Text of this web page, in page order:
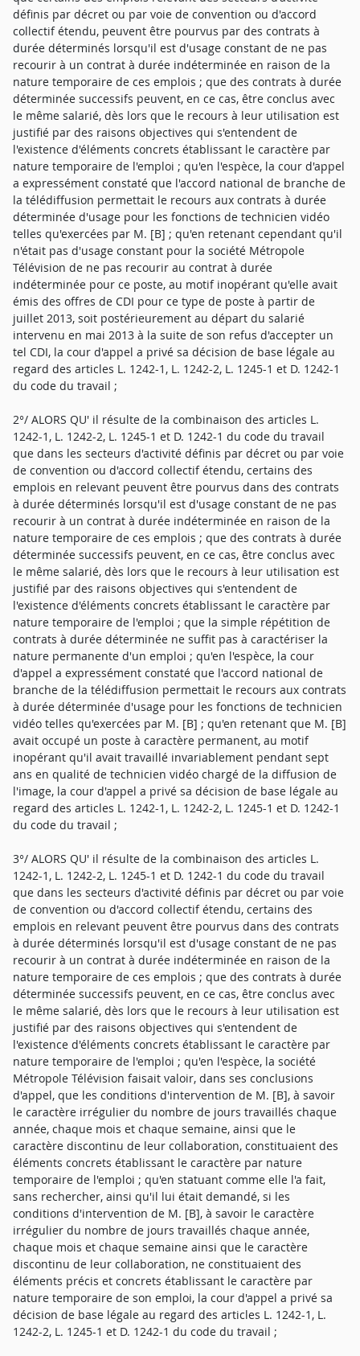
définis par décret ou par voie de convention ou d'accord
collectif étendu, peuvent être pourvus par des contrats à
durée déterminés lorsqu'il est d'usage constant de ne pas
recourir à un contrat à durée indéterminée en raison de la
nature temporaire de ces emplois ; que des contrats à durée
déterminée successifs peuvent, en ce cas, être conclus avec
le même salarié, dès lors que le recours à leur utilisation est
justifié par des raisons objectives qui s'entendent de
l'existence d'éléments concrets établissant le caractère par
nature temporaire de l'emploi ; qu'en l'espèce, la cour d'appel
a expressément constaté que l'accord national de branche de
la télédiffusion permettait le recours aux contrats à durée
déterminée d'usage pour les fonctions de technicien vidéo
telles qu'exercées par M. [B] ; qu'en retenant cependant qu'il
n'était pas d'usage constant pour la société Métropole
Télévision de ne pas recourir au contrat à durée
indéterminée pour ce poste, au motif inopérant qu'elle avait
émis des offres de CDI pour ce type de poste à partir de
juillet 2013, soit postérieurement au départ du salarié
intervenu en mai 2013 à la suite de son refus d'accepter un
tel CDI, la cour d'appel a privé sa décision de base légale au
regard des articles L. 1242-1, L. 1242-2, L. 1245-1 et D. 1242-1
du code du travail ;
2°/ ALORS QU' il résulte de la combinaison des articles L.
1242-1, L. 1242-2, L. 1245-1 et D. 1242-1 du code du travail
que dans les secteurs d'activité définis par décret ou par voie
de convention ou d'accord collectif étendu, certains des
emplois en relevant peuvent être pourvus dans des contrats
à durée déterminés lorsqu'il est d'usage constant de ne pas
recourir à un contrat à durée indéterminée en raison de la
nature temporaire de ces emplois ; que des contrats à durée
déterminée successifs peuvent, en ce cas, être conclus avec
le même salarié, dès lors que le recours à leur utilisation est
justifié par des raisons objectives qui s'entendent de
l'existence d'éléments concrets établissant le caractère par
nature temporaire de l'emploi ; que la simple répétition de
contrats à durée déterminée ne suffit pas à caractériser la
nature permanente d'un emploi ; qu'en l'espèce, la cour
d'appel a expressément constaté que l'accord national de
branche de la télédiffusion permettait le recours aux contrats
à durée déterminée d'usage pour les fonctions de technicien
vidéo telles qu'exercées par M. [B] ; qu'en retenant que M. [B]
avait occupé un poste à caractère permanent, au motif
inopérant qu'il avait travaillé invariablement pendant sept
ans en qualité de technicien vidéo chargé de la diffusion de
l'image, la cour d'appel a privé sa décision de base légale au
regard des articles L. 1242-1, L. 1242-2, L. 1245-1 et D. 1242-1
du code du travail ;
3°/ ALORS QU' il résulte de la combinaison des articles L.
1242-1, L. 1242-2, L. 1245-1 et D. 1242-1 du code du travail
que dans les secteurs d'activité définis par décret ou par voie
de convention ou d'accord collectif étendu, certains des
emplois en relevant peuvent être pourvus dans des contrats
à durée déterminés lorsqu'il est d'usage constant de ne pas
recourir à un contrat à durée indéterminée en raison de la
nature temporaire de ces emplois ; que des contrats à durée
déterminée successifs peuvent, en ce cas, être conclus avec
le même salarié, dès lors que le recours à leur utilisation est
justifié par des raisons objectives qui s'entendent de
l'existence d'éléments concrets établissant le caractère par
nature temporaire de l'emploi ; qu'en l'espèce, la société
Métropole Télévision faisait valoir, dans ses conclusions
d'appel, que les conditions d'intervention de M. [B], à savoir
le caractère irrégulier du nombre de jours travaillés chaque
année, chaque mois et chaque semaine, ainsi que le
caractère discontinu de leur collaboration, constituaient des
éléments concrets établissant le caractère par nature
temporaire de l'emploi ; qu'en statuant comme elle l'a fait,
sans rechercher, ainsi qu'il lui était demandé, si les
conditions d'intervention de M. [B], à savoir le caractère
irrégulier du nombre de jours travaillés chaque année,
chaque mois et chaque semaine ainsi que le caractère
discontinu de leur collaboration, ne constituaient des
éléments précis et concrets établissant le caractère par
nature temporaire de son emploi, la cour d'appel a privé sa
décision de base légale au regard des articles L. 1242-1, L.
1242-2, L. 1245-1 et D. 1242-1 du code du travail ;